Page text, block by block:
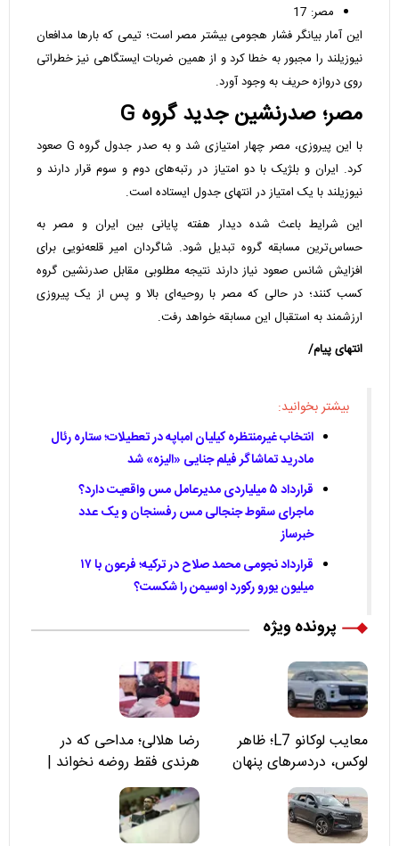
مصر: 17
این آمار بیانگر فشار هجومی بیشتر مصر است؛ تیمی که بارها مدافعان
نیوزیلند را مجبور به خطا کرد و از همین ضربات ایستگاهی نیز خطراتی
روی دروازه حریف به وجود آورد.
مصر؛ صدرنشین جدید گروه G
با این پیروزی، مصر چهار امتیازی شد و به صدر جدول گروه G صعود
کرد. ایران و بلژیک با دو امتیاز در رتبه‌های دوم و سوم قرار دارند و
نیوزیلند با یک امتیاز در انتهای جدول ایستاده است.
این شرایط باعث شده دیدار هفته پایانی بین ایران و مصر به
حساس‌ترین مسابقه گروه تبدیل شود. شاگردان امیر قلعه‌نویی برای
افزایش شانس صعود نیاز دارند نتیجه مطلوبی مقابل صدرنشین گروه
کسب کنند؛ در حالی که مصر با روحیه‌ای بالا و پس از یک پیروزی
ارزشمند به استقبال این مسابقه خواهد رفت.
انتهای پیام/
بیشتر بخوانید:
انتخاب غیرمنتظره کیلیان امباپه در تعطیلات؛ ستاره رئال
مادرید تماشاگر فیلم جنایی «الیزه» شد
قرارداد ۵ میلیاردی مدیرعامل مس واقعیت دارد؟
ماجرای سقوط جنجالی مس رفسنجان و یک عدد
خبرساز
قرارداد نجومی محمد صلاح در ترکیه؛ فرعون با ۱۷
میلیون یورو رکورد اوسیمن را شکست؟
پرونده ویژه
معایب لوکانو L7؛ ظاهر
لوکس، دردسرهای پنهان
رضا هلالی؛ مداحی که در
هرندی فقط روضه نخواند |
مسئولان «تکیه‌گاه آقا مرتضی
علی(ع)» را جدی‌تر ببینند